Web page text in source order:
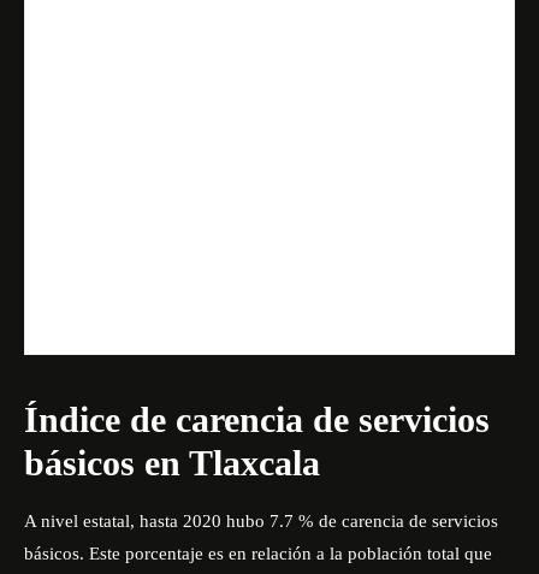
Índice de carencia de servicios
básicos en Tlaxcala
A nivel estatal, hasta 2020 hubo 7.7 % de carencia de servicios
básicos. Este porcentaje es en relación a la población total que